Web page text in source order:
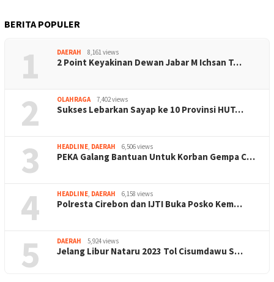
BERITA POPULER
1 DAERAH 8,161 views
2 Point Keyakinan Dewan Jabar M Ichsan T…
2 OLAHRAGA 7,402 views
Sukses Lebarkan Sayap ke 10 Provinsi HUT…
3 HEADLINE, DAERAH 6,506 views
PEKA Galang Bantuan Untuk Korban Gempa C…
4 HEADLINE, DAERAH 6,158 views
Polresta Cirebon dan IJTI Buka Posko Kem…
5 DAERAH 5,924 views
Jelang Libur Nataru 2023 Tol Cisumdawu S…